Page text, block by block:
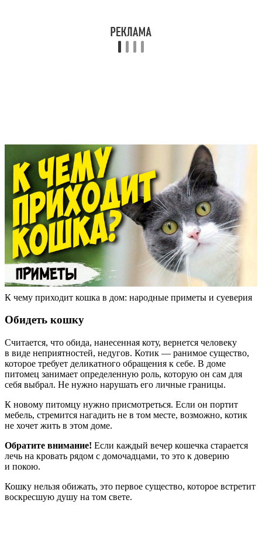
К чему приходит кошка в дом: народные приметы и суеверия
Обидеть кошку
Считается, что обида, нанесенная коту, вернется человеку
в виде неприятностей, недугов. Котик — ранимое существо,
которое требует деликатного обращения к себе. В доме
питомец занимает определенную роль, которую он сам для
себя выбрал. Не нужно нарушать его личные границы.
К новому питомцу нужно присмотреться. Если он портит
мебель, стремится нагадить не в том месте, возможно, котик
не хочет жить в этом доме.
Обратите внимание! Если каждый вечер кошечка старается
лечь на кровать рядом с домочадцами, то это к доверию
и покою.
Кошку нельзя обижать, это первое существо, которое встретит
воскресшую душу на том свете.